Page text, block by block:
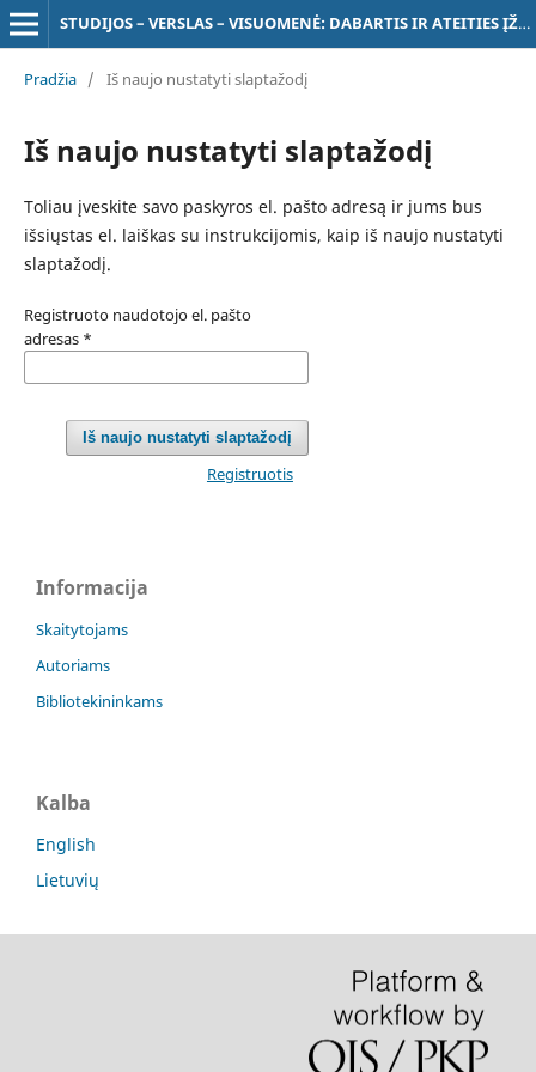
STUDIJOS – VERSLAS – VISUOMENĖ: DABARTIS IR ATEITIES ĮŽVALGOS
Pradžia / Iš naujo nustatyti slaptažodį
Iš naujo nustatyti slaptažodį
Toliau įveskite savo paskyros el. pašto adresą ir jums bus
išsiųstas el. laiškas su instrukcijomis, kaip iš naujo nustatyti
slaptažodį.
Registruoto naudotojo el. pašto
adresas *
Iš naujo nustatyti slaptažodį
Registruotis
Informacija
Skaitytojams
Autoriams
Bibliotekininkams
Kalba
English
Lietuvių